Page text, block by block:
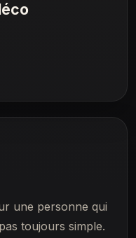
une personne qui
toujours simple.